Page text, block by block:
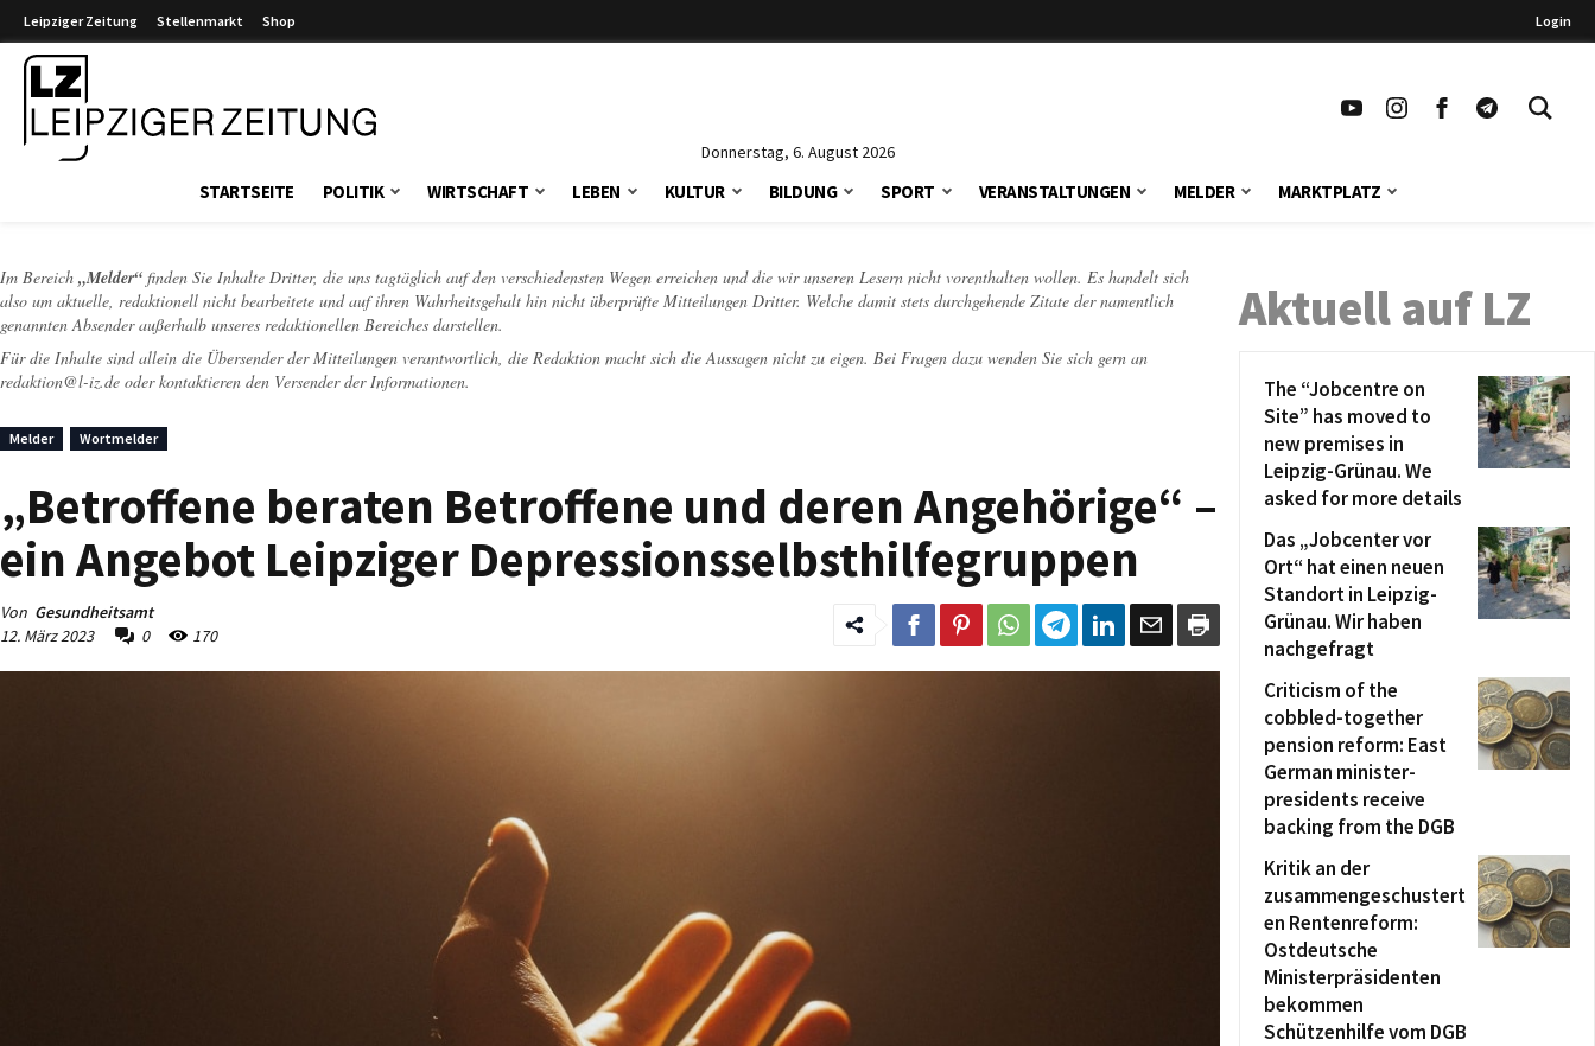
Leipziger Zeitung Stellenmarkt Shop Login
Donnerstag, 6. August 2026
STARTSEITE POLITIK WIRTSCHAFT LEBEN KULTUR BILDUNG SPORT VERANSTALTUNGEN MELDER MARKTPLATZ
Im Bereich „Melder“ finden Sie Inhalte Dritter, die uns tagtäglich auf den verschiedensten Wegen erreichen und die wir unseren Lesern nicht vorenthalten wollen. Es handelt sich
also um aktuelle, redaktionell nicht bearbeitete und auf ihren Wahrheitsgehalt hin nicht überprüfte Mitteilungen Dritter. Welche damit stets durchgehende Zitate der namentlich
genannten Absender außerhalb unseres redaktionellen Bereiches darstellen.
Für die Inhalte sind allein die Übersender der Mitteilungen verantwortlich, die Redaktion macht sich die Aussagen nicht zu eigen. Bei Fragen dazu wenden Sie sich gern an
redaktion@l-iz.de oder kontaktieren den Versender der Informationen.
Melder Wortmelder
„Betroffene beraten Betroffene und deren Angehörige“ –
ein Angebot Leipziger Depressionsselbsthilfegruppen
Von Gesundheitsamt
12. März 2023
0 170
Aktuell auf LZ
The “Jobcentre on
Site” has moved to
new premises in
Leipzig-Grünau. We
asked for more details
Das „Jobcenter vor
Ort“ hat einen neuen
Standort in Leipzig-
Grünau. Wir haben
nachgefragt
Criticism of the
cobbled-together
pension reform: East
German minister-
presidents receive
backing from the DGB
Kritik an der
zusammengeschustert
en Rentenreform:
Ostdeutsche
Ministerpräsidenten
bekommen
Schützenhilfe vom DGB